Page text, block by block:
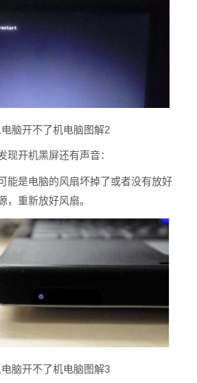
脑开不了机电脑图解2
现开机黑屏还有声音：
能是电脑的风扇坏掉了或者没有放好
，重新放好风扇。
脑开不了机电脑图解3